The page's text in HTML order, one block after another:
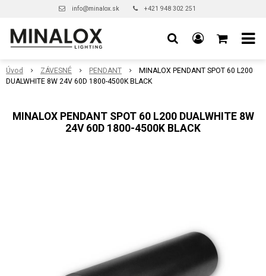
info@minalox.sk +421 948 302 251
Úvod ZÁVESNÉ PENDANT
MINALOX PENDANT SPOT 60 L200
DUALWHITE 8W 24V 60D 1800-4500K BLACK
MINALOX PENDANT SPOT 60 L200 DUALWHITE 8W
24V 60D 1800-4500K BLACK